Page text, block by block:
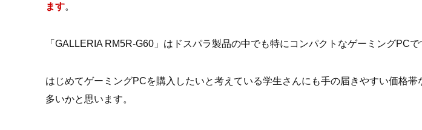
ます。
「GALLERIA RM5R-G60」はドスパラ製品の中でも特にコンパクトなゲーミングPCで
はじめてゲーミングPCを購入したいと考えている学生さんにも手の届きやすい価格帯
多いかと思います。